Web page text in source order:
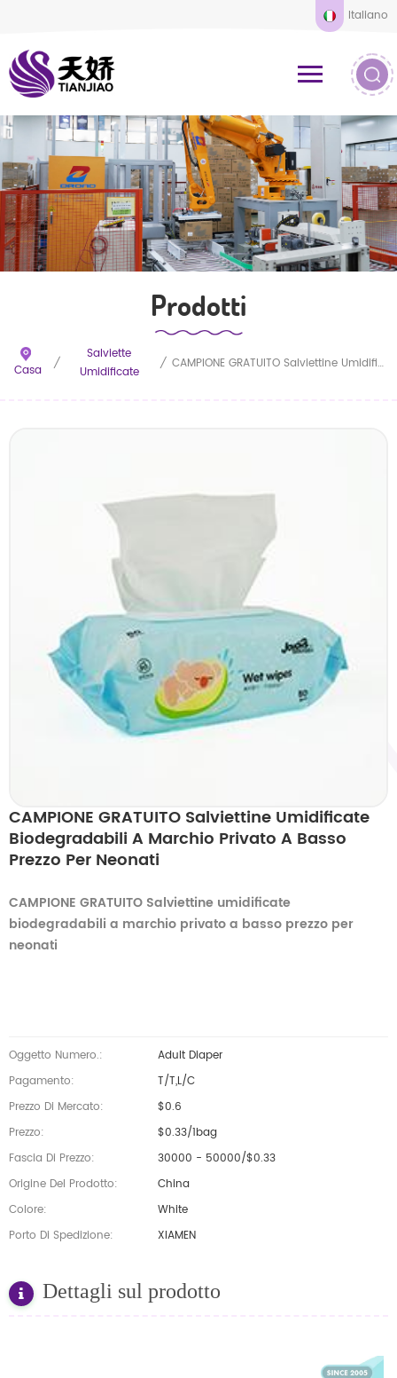
Italiano
Prodotti
Casa /
Salviette
Umidificate
/ CAMPIONE GRATUITO Salviettine Umidificate Biodegradabili A Marchio Privato A Basso Prezzo Per Neonati
CAMPIONE GRATUITO Salviettine Umidificate
Biodegradabili A Marchio Privato A Basso
Prezzo Per Neonati
CAMPIONE GRATUITO Salviettine umidificate
biodegradabili a marchio privato a basso prezzo per
neonati
Oggetto Numero.:
Adult Diaper
Pagamento:
T/T,L/C
Prezzo Di Mercato:
$0.6
Prezzo:
$0.33/1bag
Fascia Di Prezzo:
30000 - 50000/$0.33
Origine Del Prodotto:
China
Colore:
White
Porto Di Spedizione:
XIAMEN
Dettagli sul prodotto